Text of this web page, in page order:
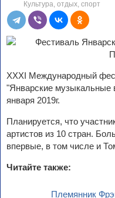
Культура, отдых, спорт
XXXI Международный
"Январские музыкальные
января 2019г.
Планируется, что
артистов из 10 стран.
впервые, в том числе и
Читайте также:
Племянник